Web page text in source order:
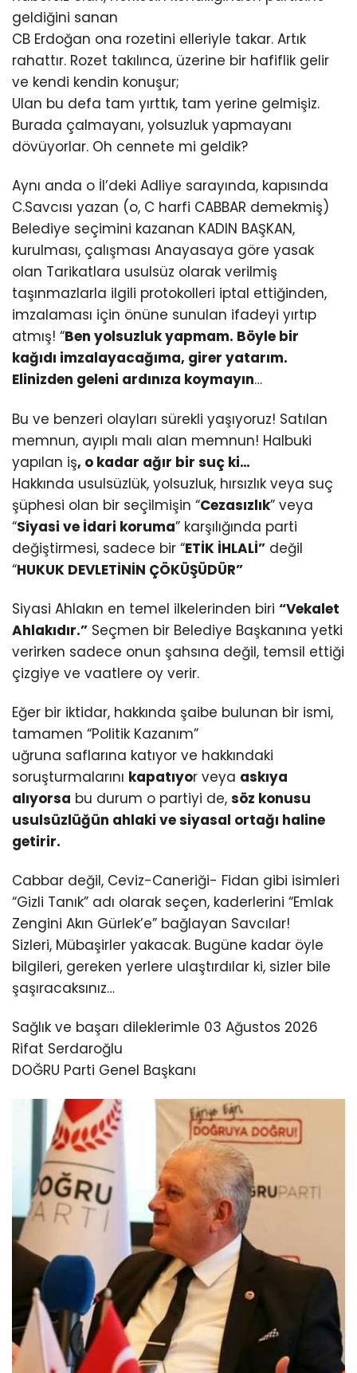
geldiğini sanan
CB Erdoğan ona rozetini elleriyle takar. Artık
rahattır. Rozet takılınca, üzerine bir hafiflik gelir
ve kendi kendin konuşur;
Ulan bu defa tam yırttık, tam yerine gelmişiz.
Burada çalmayanı, yolsuzluk yapmayanı
dövüyorlar. Oh cennete mi geldik?
Aynı anda o İl’deki Adliye sarayında, kapısında
C.Savcısı yazan (o, C harfi CABBAR demekmiş)
Belediye seçimini kazanan KADIN BAŞKAN,
kurulması, çalışması Anayasaya göre yasak
olan Tarikatlara usulsüz olarak verilmiş
taşınmazlarla ilgili protokolleri iptal ettiğinden,
imzalaması için önüne sunulan ifadeyi yırtıp
atmış! “Ben yolsuzluk yapmam. Böyle bir
kağıdı imzalayacağıma, girer yatarım.
Elinizden geleni ardınıza koymayın…
Bu ve benzeri olayları sürekli yaşıyoruz! Satılan
memnun, ayıplı malı alan memnun! Halbuki
yapılan iş, o kadar ağır bir suç ki…
Hakkında usulsüzlük, yolsuzluk, hırsızlık veya suç
şüphesi olan bir seçilmişin “Cezasızlık” veya
“Siyasi ve İdari koruma” karşılığında parti
değiştirmesi, sadece bir “ETİK İHLALİ” değil
“HUKUK DEVLETİNİN ÇÖKÜŞÜDÜR”
Siyasi Ahlakın en temel ilkelerinden biri “Vekalet
Ahlakıdır.” Seçmen bir Belediye Başkanına yetki
verirken sadece onun şahsına değil, temsil ettiği
çizgiye ve vaatlere oy verir.
Eğer bir iktidar, hakkında şaibe bulunan bir ismi,
tamamen “Politik Kazanım”
uğruna saflarına katıyor ve hakkındaki
soruşturmalarını kapatıyor veya askıya
alıyorsa bu durum o partiyi de, söz konusu
usulsüzlüğün ahlaki ve siyasal ortağı haline
getirir.
Cabbar değil, Ceviz-Caneriği- Fidan gibi isimleri
“Gizli Tanık” adı olarak seçen, kaderlerini “Emlak
Zengini Akın Gürlek’e” bağlayan Savcılar!
Sizleri, Mübaşirler yakacak. Bugüne kadar öyle
bilgileri, gereken yerlere ulaştırdılar ki, sizler bile
şaşıracaksınız…
Sağlık ve başarı dileklerimle 03 Ağustos 2026
Rifat Serdaroğlu
DOĞRU Parti Genel Başkanı